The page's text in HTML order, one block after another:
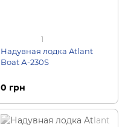
1
Надувная лодка Atlant
Boat А-230S
0 грн